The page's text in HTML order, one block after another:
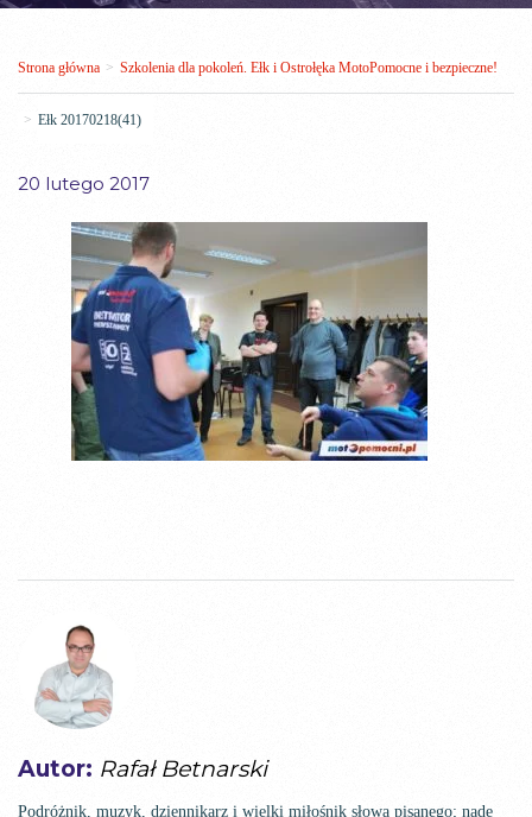
Strona główna > Szkolenia dla pokoleń. Ełk i Ostrołęka MotoPomocne i bezpieczne!
> Ełk 20170218(41)
20 lutego 2017
Autor: Rafał Betnarski
Podróżnik, muzyk, dziennikarz i wielki miłośnik słowa pisanego; nade